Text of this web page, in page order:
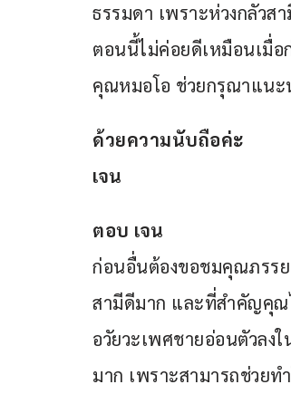
ธรรมดา เพราะห่วงกลัวส
ตอนนี้ไม่ค่อยดีเหมือนเมื่อ
คุณหมอโอ ช่วยกรุณาแนะ
ด้วยความนับถือค่ะ
เจน
ตอบ เจน
ก่อนอื่นต้องขอชมคุณภรรย
สามีดีมาก และที่สำคัญคุณ
อวัยวะเพศชายอ่อนตัวลง
มาก เพราะสามารถช่วยท